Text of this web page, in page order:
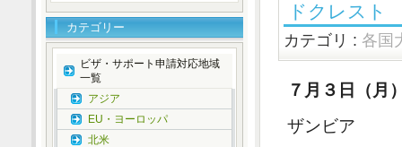
ドクレスト
カテゴリ : 各国
７月３日（月
ザンビア
カテゴリー
ビザ・サポート申請対応地域
一覧
アジア
EU・ヨーロッパ
北米